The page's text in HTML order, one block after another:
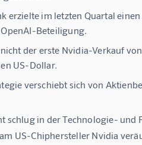
erzielte im letzten Quartal
Beteiligung.
der erste Nvidia-Verkauf
US-Dollar.
verschiebt sich von
schlug in der Technologie- und
US-Chiphersteller Nvidia